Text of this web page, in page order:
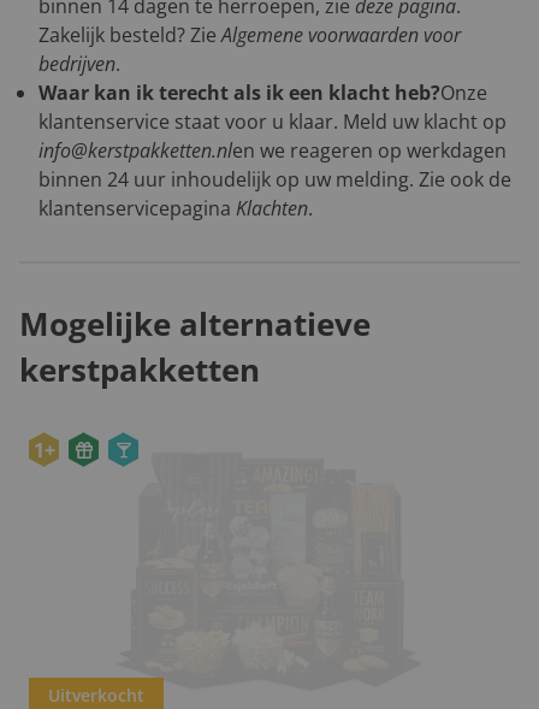
binnen 14 dagen te herroepen, zie deze pagina.
Zakelijk besteld? ZieAlgemene voorwaarden voor
bedrijven.
Waar kan ik terecht als ik een klacht heb?Onze
klantenservice staat voor u klaar. Meld uw klacht op
info@kerstpakketten.nlen we reageren op werkdagen
binnen 24 uur inhoudelijk op uw melding. Zie ook de
klantenservicepagina Klachten.
Mogelijke alternatieve
kerstpakketten
1+
Uitverkocht